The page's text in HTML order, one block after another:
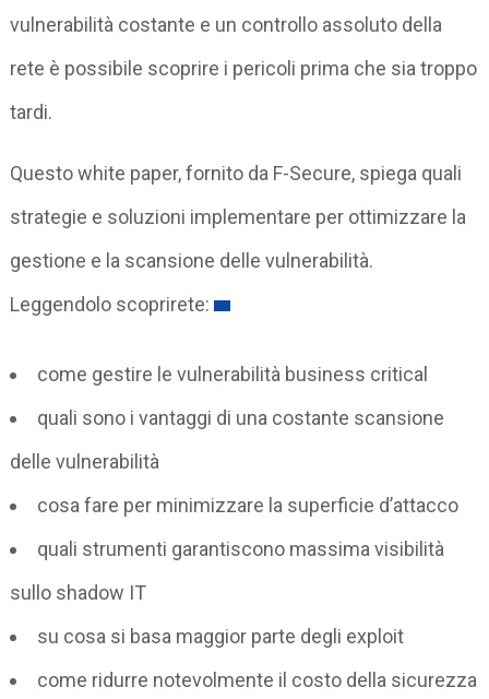
vulnerabilità costante e un controllo assoluto della
rete è possibile scoprire i pericoli prima che sia troppo
tardi.
Questo white paper, fornito da F-Secure, spiega quali
strategie e soluzioni implementare per ottimizzare la
gestione e la scansione delle vulnerabilità.
Leggendolo scoprirete:
come gestire le vulnerabilità business critical
quali sono i vantaggi di una costante scansione
delle vulnerabilità
cosa fare per minimizzare la superficie d’attacco
quali strumenti garantiscono massima visibilità
sullo shadow IT
su cosa si basa maggior parte degli exploit
come ridurre notevolmente il costo della sicurezza